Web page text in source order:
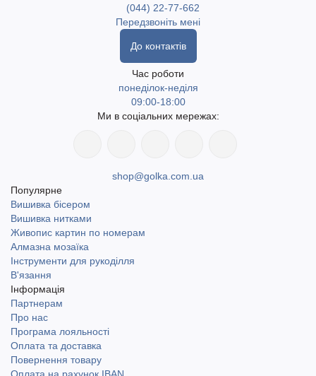
(044) 22-77-662
Передзвоніть мені
До контактів
Час роботи
понеділок-неділя
09:00-18:00
Ми в соціальних мережах:
shop@golka.com.ua
Популярне
Вишивка бісером
Вишивка нитками
Живопис картин по номерам
Алмазна мозаїка
Інструменти для рукоділля
В'язання
Інформація
Партнерам
Про нас
Програма лояльності
Оплата та доставка
Повернення товару